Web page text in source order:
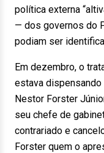
política externa
— dos governos do
podiam ser
Em dezembro, o
estava
Nestor Forster
seu chefe de
contrariado e
Forster quem o